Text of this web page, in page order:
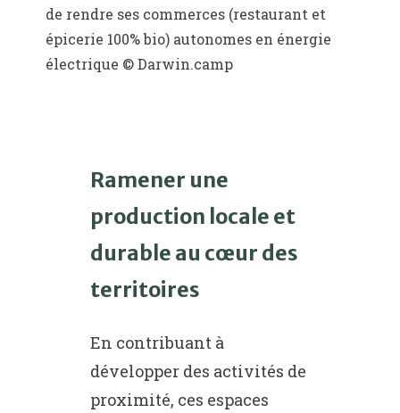
de rendre ses commerces (restaurant et
épicerie 100% bio) autonomes en énergie
électrique © Darwin.camp
Ramener une
production locale et
durable au cœur des
territoires
En contribuant à
développer des activités de
proximité, ces espaces